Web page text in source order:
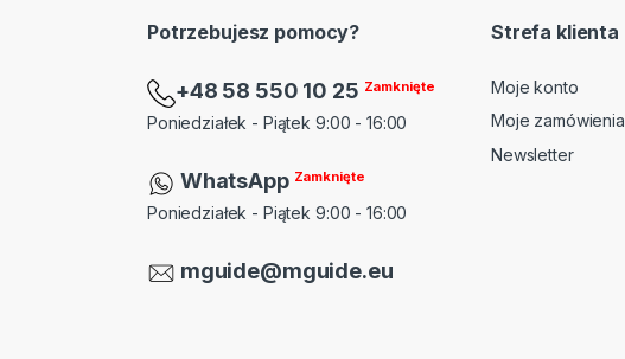
Potrzebujesz pomocy?
+48 58 550 10 25 Zamknięte
Poniedziałek - Piątek 9:00 - 16:00
WhatsApp Zamknięte
Poniedziałek - Piątek 9:00 - 16:00
mguide@mguide.eu
Strefa klienta
Moje konto
Moje zamówienia
Newsletter